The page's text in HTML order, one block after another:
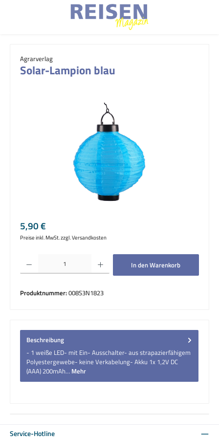
Agrarverlag
Solar-Lampion blau
Regulärer Preis:
5,90 €
Preise inkl. MwSt. zzgl. Versandkosten
Produkt Anzahl: Gib den gewünschten Wert ein oder benutze die Schaltflächen um
In den Warenkorb
Produktnummer:008S3N1823
Beschreibung
- 1 weiße LED- mit Ein- Ausschalter- aus strapazierfähigem
Polyestergewebe- keine Verkabelung- Akku 1x 1,2V DC
(AAA) 200mAh… Mehr
Service-Hotline